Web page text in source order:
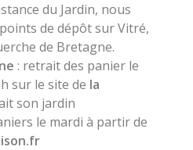
du Jardin, nous
de dépôt sur Vitré,
de Bretagne.
: retrait des panier le
sur le site de la
son jardin
le mardi à partir de